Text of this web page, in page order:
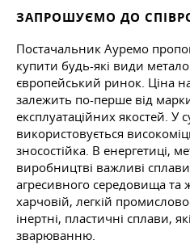
ЗАПРОШУЄМО ДО
Постачальник Ауремо
купити будь-які види
європейський ринок. Ціна
залежить по-перше від
експлуатаційних якостей. У
використовується
зносостійка. В енергетиці,
виробництві важливі
агресивного середовища та
харчовій, легкій
інертні, пластичні сплави,
зварюванню.